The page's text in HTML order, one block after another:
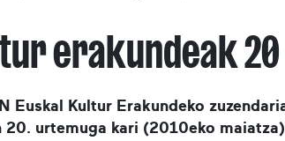
erakundeak 20
Euskal Kultur Erakundeko
20. urtemuga kari (2010eko